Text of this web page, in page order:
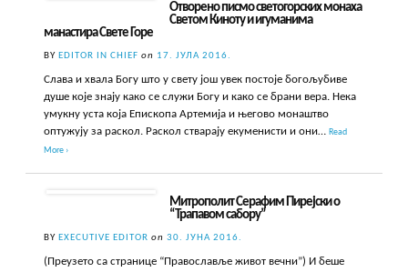
Отворено писмо светогорских монаха
Светом Киноту и игуманима
манастира Свете Горе
BYEDITOR IN CHIEF on 17. ЈУЛА 2016.
Слава и хвала Богу што у свету још увек постоје богољубиве
душе које знају како се служи Богу и како се брани вера. Нека
умукну уста која Епископа Артемија и његово монаштво
оптужују за раскол. Раскол стварају екуменисти и они…Read
More ›
Митрополит Серафим Пирејски о
“Трапавом сабору”
BYEXECUTIVE EDITOR on 30. ЈУНА 2016.
(Преузето са странице “Православље живот вечни”) И беше